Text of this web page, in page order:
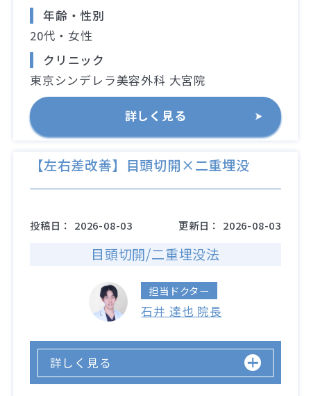
年齢・性別
20代・女性
クリニック
東京シンデレラ美容外科 大宮院
詳しく見る
【左右差改善】目頭切開×二重埋没
投稿日： 2026-08-03 更新日： 2026-08-03
目頭切開/二重埋没法
担当ドクター
石井 達也 院長
詳しく見る